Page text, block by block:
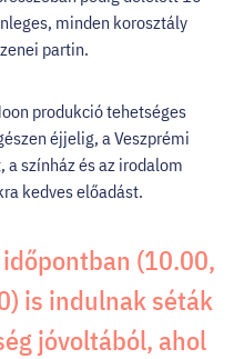
minden korosztály
partin.
produkció tehetséges
éjjelig, a Veszprémi
a színház és az irodalom
kedves előadást.
(10.00,
is indulnak séták
jóvoltából, ahol